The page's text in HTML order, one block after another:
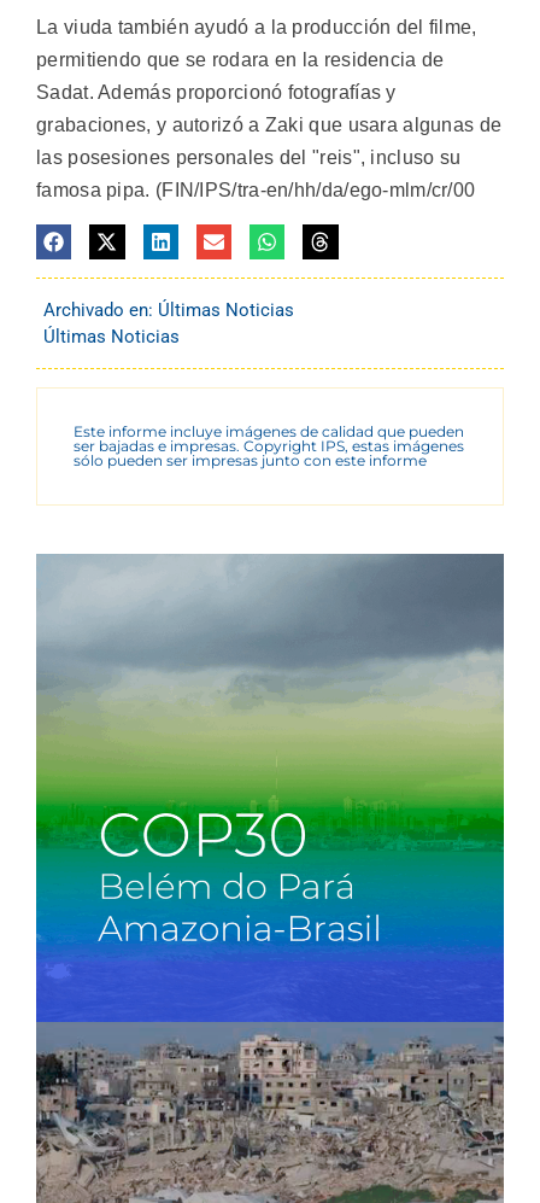
La viuda también ayudó a la producción del filme,
permitiendo que se rodara en la residencia de
Sadat. Además proporcionó fotografías y
grabaciones, y autorizó a Zaki que usara algunas de
las posesiones personales del "reis", incluso su
famosa pipa. (FIN/IPS/tra-en/hh/da/ego-mlm/cr/00
Archivado en: Últimas Noticias
Últimas Noticias
Este informe incluye imágenes de calidad que pueden
ser bajadas e impresas. Copyright IPS, estas imágenes
sólo pueden ser impresas junto con este informe